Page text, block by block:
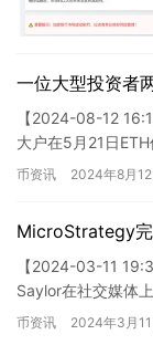
一位大型投资者
【2024-08-12
大户在5月21日
了3586个ETH（约
币资讯 2024年8月12
MicroStrategy
【2024-03-11
Saylor在社交媒体
债…
币资讯 2024年3月11